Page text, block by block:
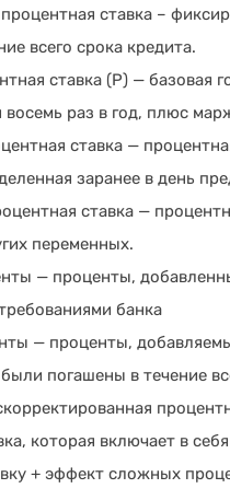
ставка –
всего срока кредита.
ставка (P) — базовая
раз в год, плюс
ставка —
заранее в день
ставка —
переменных.
— проценты,
банка
— проценты,
погашены в течение
которая включает в
+ эффект сложных